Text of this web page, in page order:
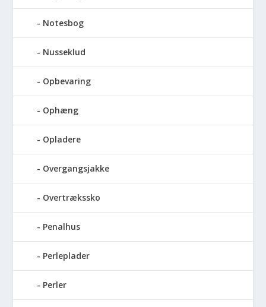
Notesbog
Nusseklud
Opbevaring
Ophæng
Opladere
Overgangsjakke
Overtrækssko
Penalhus
Perleplader
Perler